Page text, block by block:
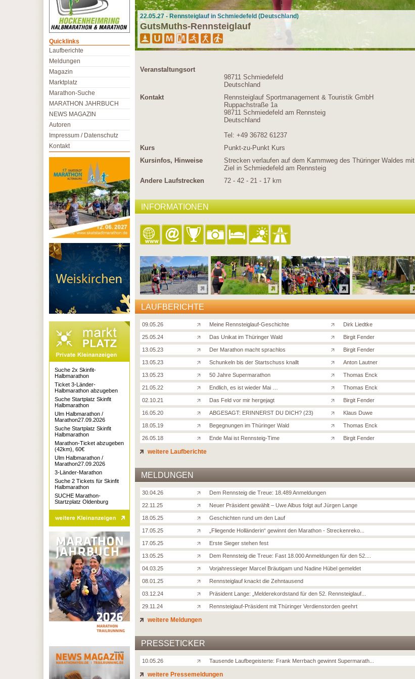
22.05.27 - Rennsteiglauf in Schmiedefeld (Deutschland)
GutsMuths-Rennsteiglauf
Veranstaltungsort
98711 Schmiedefeld
Deutschland
Kontakt
Rennsteiglauf Sportmanagement & Touristik GmbH
Ruppachstraße 1a
98711 Schmiedefeld am Rennsteig
Deutschland
Tel: +49 36782 61237
Kurs
Punkt-zu-Punkt Kurs
Kursinfos, Hinweise
Strecken verlaufen auf dem Kammweg des Thüringer Waldes mit
Ziel in Schmiedefeld am Rennsteig
Andere Laufstrecken
72 - 42 - 21 - 17 km
INFORMATIONEN
LAUFBERICHTE
09.05.26 Meine Rennsteiglauf-Geschichte Dirk Liedtke
25.05.24 Das Unikat im Thüringer Wald Birgit Fender
13.05.23 Der Marathon macht sprachlos Birgit Fender
13.05.23 Schunkeln bis der Startschuss knallt Anton Lautner
13.05.23 50 Jahre Supermarathon Thomas Enck
21.05.22 Endlich, es ist wieder Mai … Thomas Enck
02.10.21 Das Feld vor mir hergejagt Birgit Fender
16.05.20 ABGESAGT: ERINNERST DU DICH? (23) Klaus Duwe
18.05.19 Begegnungen im Thüringer Wald Thomas Enck
26.05.18 Ende Mai ist Rennsteig-Time Birgit Fender
weitere Laufberichte
MELDUNGEN
30.04.26 Dem Rennsteig die Treue: 18.489 Anmeldungen
22.11.25 Neuer Präsident gewählt – Uwe Albus folgt auf Jürgen Lange
18.05.25 Geschichten rund um den Lauf
17.05.25 „Fliegende Holländerin“ gewinnt den Marathon - Streckenreko...
17.05.25 Erste Sieger stehen fest
13.05.25 Dem Rennsteig die Treue: Fast 18.000 Anmeldungen für den 52....
04.03.25 Vorjahressieger Marcel Bräutigam und Nadine Hübel gemeldet
08.01.25 Rennsteiglauf knackt die Zehntausend
03.12.24 Präsident Lange: „Melderekordstand für den 52. Rennsteiglauf...
29.11.24 Rennsteiglauf-Präsident mit Thüringer Verdienstorden geehrt
weitere Meldungen
PRESSETICKER
10.05.26 Tausende Laufbegeisterte: Frank Merrbach gewinnt Supermarath...
weitere Pressemeldungen
Quicklinks
Laufberichte
Meldungen
Magazin
Marktplatz
Marathon-Suche
MARATHON JAHRBUCH
NEWS MAGAZIN
Autoren
Impressum / Datenschutz
Kontakt
Suche 2x Skinfit-
Halbmarathon
Ticket 3-Länder-
Halbmarathon abzugeben
Suche Startplatz Skinfit
Halbmarathon
Ulm Halbmarathon /
Marathon27.09.2026
Suche Startplatz Skinfit
Halbmarathon
Marathon-Ticket abzugeben
(42km), 60€
Ulm Halbmarathon /
Marathon27.09.2026
3-Länder-Marathon
Suche 2 Tickets für Skinfit
Halbmarathon
SUCHE Marathon-
Startzplatz Oldenburg